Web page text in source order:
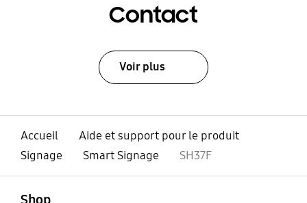
Contact
Voir plus
Accueil
Aide et support pour le produit
Signage
Smart Signage SH37F
Shop